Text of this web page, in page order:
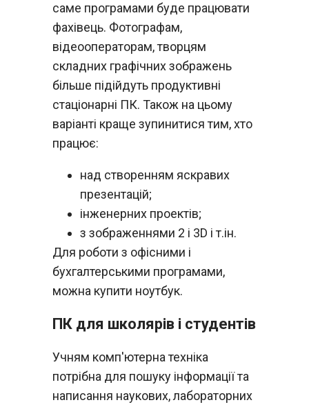
саме програмами буде працювати
фахівець. Фотографам,
відеооператорам, творцям
складних графічних зображень
більше підійдуть продуктивні
стаціонарні ПК. Також на цьому
варіанті краще зупинитися тим, хто
працює:
над створенням яскравих
презентацій;
інженерних проектів;
з зображеннями 2 і 3D і т.ін.
Для роботи з офісними і
бухгалтерськими програмами,
можна купити ноутбук.
ПК для школярів і студентів
Учням комп'ютерна техніка
потрібна для пошуку інформації та
написання наукових, лабораторних